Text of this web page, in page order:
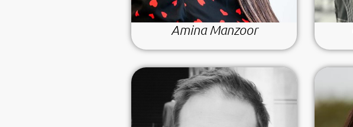
Amina Manzoor